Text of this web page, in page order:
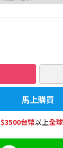
馬上購買
$3500台幣以上全